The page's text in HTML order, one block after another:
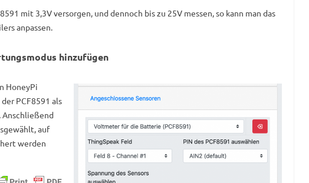
mit 3,3V versorgen, und dennoch bis zu 25V messen, so kann man das
anpassen.
hinzufügen
HoneyPi
PCF8591 als
Anschließend
auf
werden